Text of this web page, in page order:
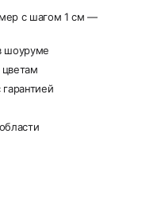
с шагом 1 см —
шоуруме
цветам